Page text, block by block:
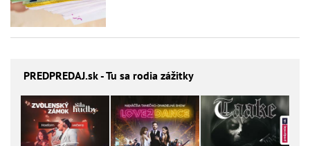
PREDPREDAJ.sk - Tu sa rodia zážitky